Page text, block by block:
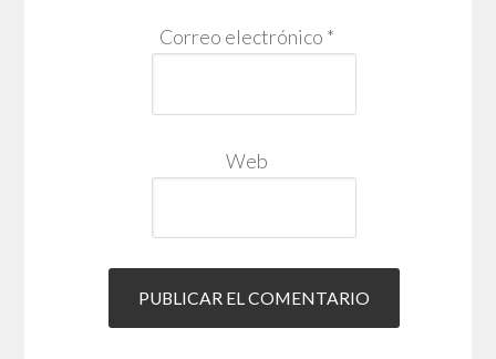
Correo electrónico *
Web